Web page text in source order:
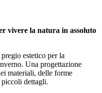
vivere la natura in assoluto
estetico per la
Una progettazione
materiali, delle forme
dettagli.